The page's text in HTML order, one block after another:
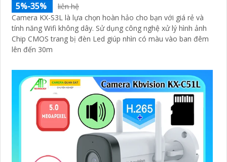
5%-35%
liên hệ
Camera KX-S3L là lựa chọn hoàn hảo cho bạn với giá rẻ và
tính năng Wifi không dây. Sử dụng công nghệ xử lý hình ảnh
Chip CMOS trang bị đèn Led giúp nhìn có màu vào ban đêm
lên đến 30m